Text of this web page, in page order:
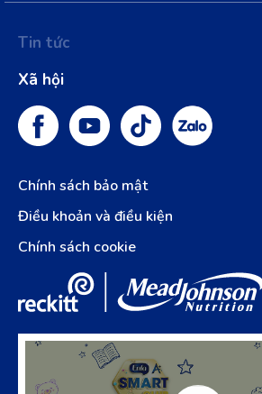
Tin tức
Xã hội
Chính sách bảo mật
Điều khoản và điều kiện
Chính sách cookie